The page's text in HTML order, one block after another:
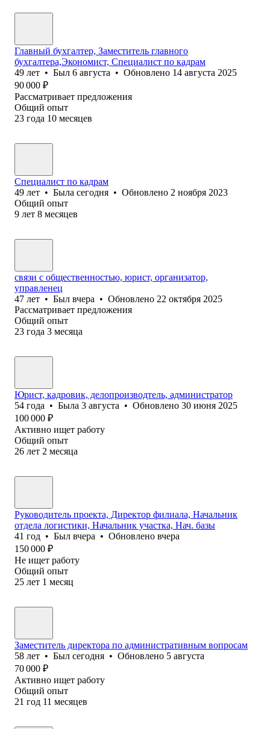
Главный бухгалтер, Заместитель главного
бухгалтера,Экономист, Специалист по кадрам
49 лет • Был 6 августа • Обновлено 14 августа 2025
90 000 ₽
Рассматривает предложения
Общий опыт
23 года 10 месяцев
Специалист по кадрам
49 лет • Была сегодня • Обновлено 2 ноября 2023
Общий опыт
9 лет 8 месяцев
связи с общественностью, юрист, организатор,
управленец
47 лет • Был вчера • Обновлено 22 октября 2025
Рассматривает предложения
Общий опыт
23 года 3 месяца
Юр⁢ист, кадровик, делопроизводтель, администратор
54 года • Была 3 августа • Обновлено 30 июня 2025
100 000 ₽
Активно ищет работу
Общий опыт
26 лет 2 месяца
Руководитель проекта, Директор филиала, Начальник
отдела логистики, Начальник участка, Нач. базы
41 год • Был вчера • Обновлено вчера
150 000 ₽
Не ищет работу
Общий опыт
25 лет 1 месяц
Заместитель директора по административным вопросам
58 лет • Был сегодня • Обновлено 5 августа
70 000 ₽
Активно ищет работу
Общий опыт
21 год 11 месяцев